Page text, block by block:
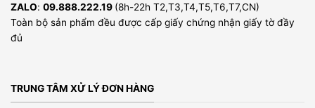
ZALO: 09.888.222.19 (8h-22h T2,T3,T4,T5,T6,T7,CN)
Toàn bộ sản phẩm đều được cấp giấy chứng nhận giấy tờ đầy
đủ
TRUNG TÂM XỬ LÝ ĐƠN HÀNG